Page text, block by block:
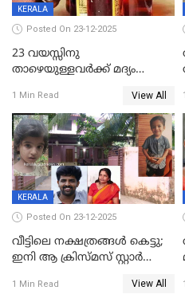
KERALA
Posted On 23-12-2025
23 വയസ്സിനു
താഴെയുള്ളവർക്ക് മദ്യം
നടപടി;സ്ഥാപനങ്ങൾക്കെതിരെ
രണ്ട് കേസുകൾ
1 Min Read View All
KERALA
Posted On 23-12-2025
വീട്ടിലെ നക്ഷത്രങ്ങൾ കെട്ടു;
ഇനി ആ ക്രിസ്മസ് സ്റ്റാർ
വേണ്ടിയുള്ള
1 Min Read View All